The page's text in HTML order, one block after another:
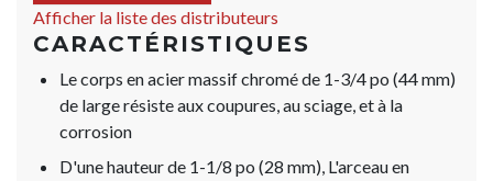
Afficher la liste des distributeurs
CARACTÉRISTIQUES
Le corps en acier massif chromé de 1-3/4 po (44 mm)
de large résiste aux coupures, au sciage, et à la
corrosion
D'une hauteur de 1-1/8 po (28 mm), L'arceau en